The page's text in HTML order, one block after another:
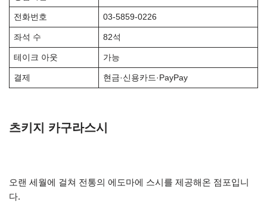
전화번호 03-5859-0226
좌석 수 82석
테이크 아웃 가능
결제 현금·신용카드·PayPay
츠키지 카구라스시
오랜 세월에 걸쳐 전통의 에도마에 스시를 제공해온 점포입니
다.